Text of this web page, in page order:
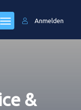
Anmelden
&